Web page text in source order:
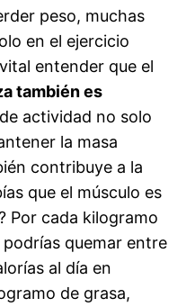
peso, muchas
en el ejercicio
entender que el
también es
actividad no solo
la masa
contribuye a la
que el músculo es
Por cada kilogramo
quemar entre
al día en
de grasa,